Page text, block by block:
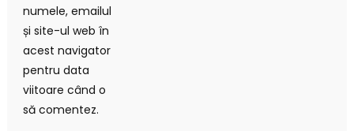
numele, emailul
și site-ul web în
acest navigator
pentru data
viitoare când o
să comentez.